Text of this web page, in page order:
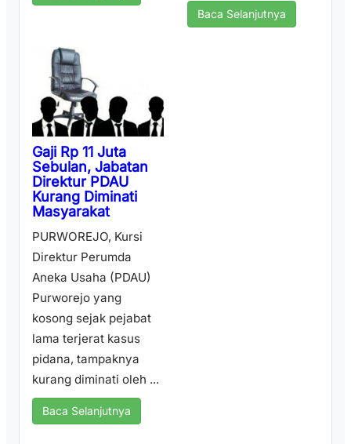
Baca Selanjutnya
Gaji Rp 11 Juta
Sebulan, Jabatan
Direktur PDAU
Kurang Diminati
Masyarakat
PURWOREJO, Kursi
Direktur Perumda
Aneka Usaha (PDAU)
Purworejo yang
kosong sejak pejabat
lama terjerat kasus
pidana, tampaknya
kurang diminati oleh ...
Baca Selanjutnya